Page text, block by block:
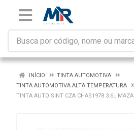
INÍCIO
TINTA AUTOMOTIVA
TINTA AUTOMOTIVA ALTA TEMPERATURA
TINTA AUTO SINT CZA CHAS1978 3.6L MAZA